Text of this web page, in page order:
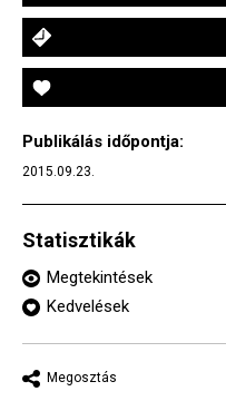
Publikálás időpontja:
2015.09.23.
Statisztikák
Megtekintések
Kedvelések
Megosztás